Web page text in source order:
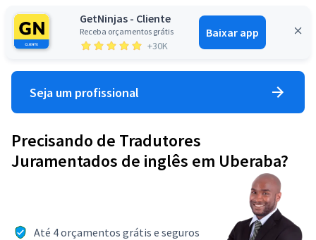
GetNinjas - Cliente
Receba orçamentos grátis
+30K
Baixar app
Entrar
Seja um profissional
Precisando de Tradutores
Juramentados de inglês em Uberaba?
Até 4 orçamentos grátis e seguros